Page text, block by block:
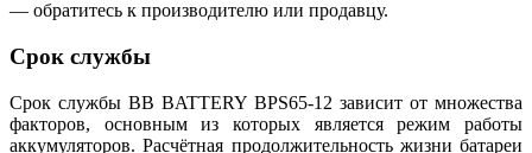
— обратитесь к производителю или продавцу.
Срок службы
Срок службы BB BATTERY BPS65-12 зависит от множества
факторов, основным из которых является режим работы
аккумуляторов. Расчётная продолжительность жизни батареи